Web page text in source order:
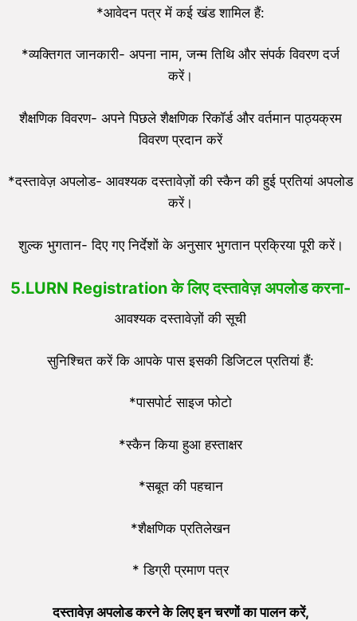
*आवेदन पत्र में कई खंड शामिल हैं:
*व्यक्तिगत जानकारी- अपना नाम, जन्म तिथि और संपर्क विवरण दर्ज
करें।
शैक्षणिक विवरण- अपने पिछले शैक्षणिक रिकॉर्ड और वर्तमान पाठ्यक्रम
विवरण प्रदान करें
*दस्तावेज़ अपलोड- आवश्यक दस्तावेज़ों की स्कैन की हुई प्रतियां अपलोड
करें।
शुल्क भुगतान- दिए गए निर्देशों के अनुसार भुगतान प्रक्रिया पूरी करें।
5.LURN Registration के लिए दस्तावेज़ अपलोड करना-
आवश्यक दस्तावेज़ों की सूची
सुनिश्चित करें कि आपके पास इसकी डिजिटल प्रतियां हैं:
*पासपोर्ट साइज फोटो
*स्कैन किया हुआ हस्ताक्षर
*सबूत की पहचान
*शैक्षणिक प्रतिलेखन
* डिग्री प्रमाण पत्र
दस्तावेज़ अपलोड करने के लिए इन चरणों का पालन करें,